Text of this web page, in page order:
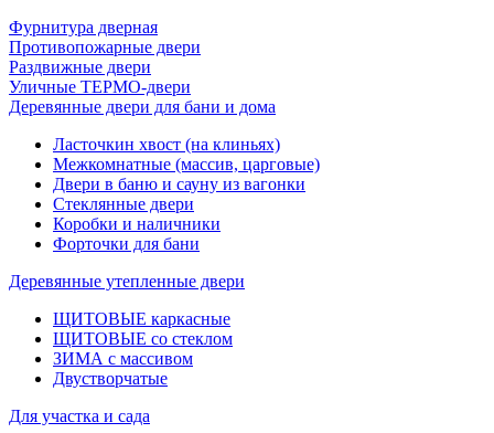
Фурнитура дверная
Противопожарные двери
Раздвижные двери
Уличные ТЕРМО-двери
Деревянные двери для бани и дома
Ласточкин хвост (на клиньях)
Межкомнатные (массив, царговые)
Двери в баню и сауну из вагонки
Стеклянные двери
Коробки и наличники
Форточки для бани
Деревянные утепленные двери
ЩИТОВЫЕ каркасные
ЩИТОВЫЕ со стеклом
ЗИМА с массивом
Двустворчатые
Для участка и сада